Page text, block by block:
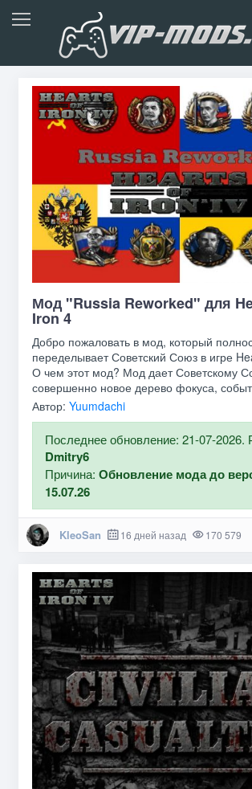
Мод "Russia Reworked" для
Iron 4
Добро пожаловать в мод, который
переделывает Советский Союз в игре
О чем этот мод? Мод дает Советскому
совершенно новое дерево фокуса,
операции,
Автор: Yuumdachi
Последнее обновление: 21-07-2026.
Dmitry6
Причина: Обновление мода до
15.07.26
KleoSan 16 дней назад 170 579